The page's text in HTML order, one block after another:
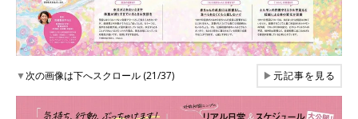
▼次の画像は下へスクロール (21/37) ▶元記事を見る